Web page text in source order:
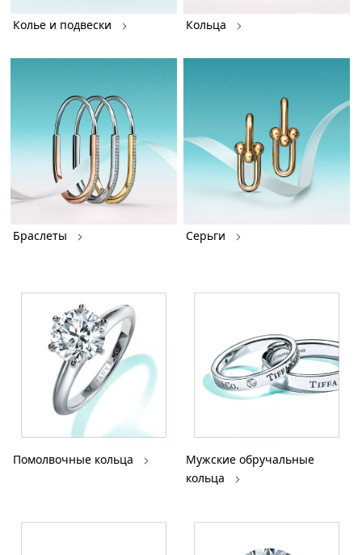
Колье и подвески Кольца
Браслеты Серьги
Помолвочные кольца
Мужские обручальные
кольца